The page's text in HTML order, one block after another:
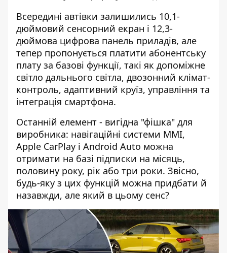
Всередині автівки залишились 10,1-
дюймовий сенсорний екран і 12,3-
дюймова цифрова панель приладів, але
тепер пропонується платити абонентську
плату за базові функції, такі як допоміжне
світло дальнього світла, двозонний клімат-
контроль, адаптивний круїз, управління та
інтеграція смартфона.
Останній елемент - вигідна "фішка" для
виробника: навігаційні системи MMI,
Apple CarPlay і Android Auto можна
отримати на базі підписки на місяць,
половину року, рік або три роки. Звісно,
будь-яку з цих функцій можна придбати й
назавжди, але який в цьому сенс?